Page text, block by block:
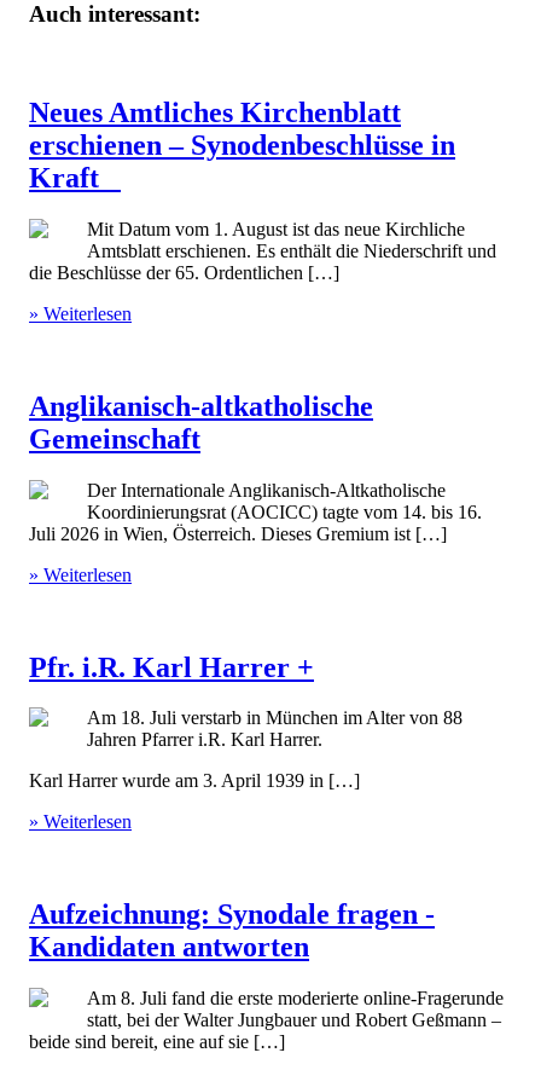
Auch interessant:
Neues Amtliches Kirchenblatt
erschienen – Synodenbeschlüsse in
Kraft
Mit Datum vom 1. August ist das neue Kirchliche
Amtsblatt erschienen. Es enthält die Niederschrift und
die Beschlüsse der 65. Ordentlichen […]
» Weiterlesen
Anglikanisch-altkatholische
Gemeinschaft
Der Internationale Anglikanisch-Altkatholische
Koordinierungsrat (AOCICC) tagte vom 14. bis 16.
Juli 2026 in Wien, Österreich. Dieses Gremium ist […]
» Weiterlesen
Pfr. i.R. Karl Harrer +
Am 18. Juli verstarb in München im Alter von 88
Jahren Pfarrer i.R. Karl Harrer.
Karl Harrer wurde am 3. April 1939 in […]
» Weiterlesen
Aufzeichnung: Synodale fragen -
Kandidaten antworten
Am 8. Juli fand die erste moderierte online-Fragerunde
statt, bei der Walter Jungbauer und Robert Geßmann –
beide sind bereit, eine auf sie […]